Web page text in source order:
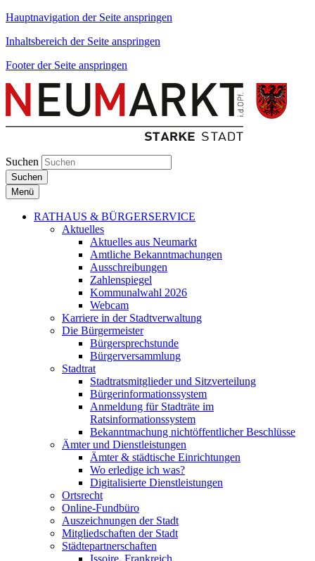
Hauptnavigation der Seite anspringen
Inhaltsbereich der Seite anspringen
Footer der Seite anspringen
Suchen
Suchen
Menü
RATHAUS & BÜRGERSERVICE
Aktuelles
Aktuelles aus Neumarkt
Amtliche Bekanntmachungen
Ausschreibungen
Zahlenspiegel
Kommunalwahl 2026
Webcam
Karriere in der Stadtverwaltung
Die Bürgermeister
Bürgersprechstunde
Bürgerversammlung
Stadtrat
Stadtratsmitglieder und Sitzverteilung
Bürgerinformationssystem
Anmeldung für Stadträte im
Ratsinformationssystem
Bekanntmachung nichtöffentlicher Beschlüsse
Ämter und Dienstleistungen
Ämter & städtische Einrichtungen
Wo erledige ich was?
Digitalisierte Dienstleistungen
Ortsrecht
Online-Fundbüro
Auszeichnungen der Stadt
Mitgliedschaften der Stadt
Städtepartnerschaften
Issoire, Frankreich